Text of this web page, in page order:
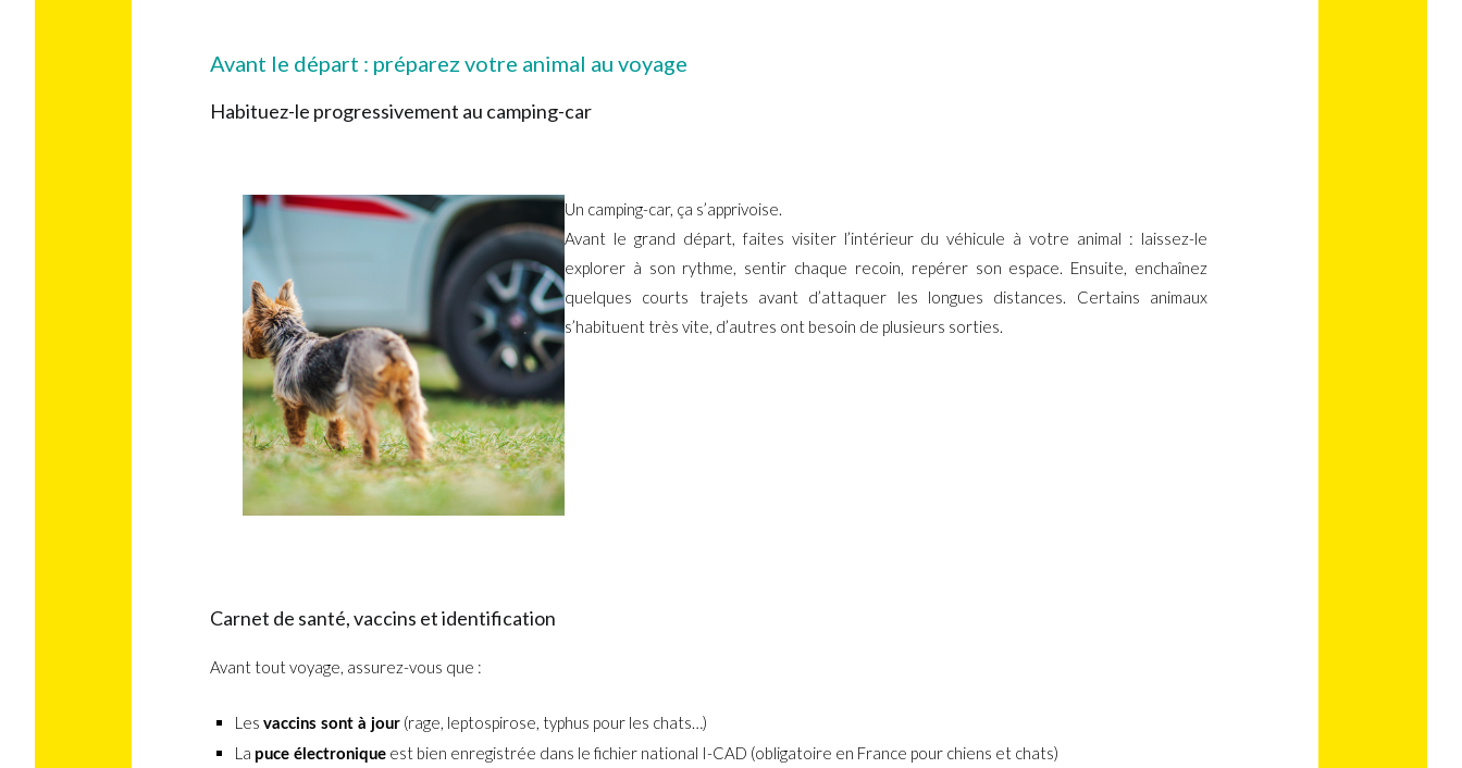
Avant le départ : préparez votre animal au voyage
Habituez-le progressivement au camping-car
Un camping-car, ça s’apprivoise.
Avant le grand départ, faites visiter l’intérieur du véhicule à votre animal : laissez-le
explorer à son rythme, sentir chaque recoin, repérer son espace. Ensuite, enchaînez
quelques courts trajets avant d’attaquer les longues distances. Certains animaux
s’habituent très vite, d’autres ont besoin de plusieurs sorties.
Carnet de santé, vaccins et identification
Avant tout voyage, assurez-vous que :
Lesvaccins sont à jour (rage, leptospirose, typhus pour les chats…)
La puce électronique est bien enregistrée dans le fichier national I-CAD (obligatoire en France pour chiens et chats)